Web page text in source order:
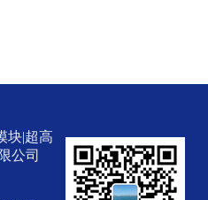
块|超高
公司